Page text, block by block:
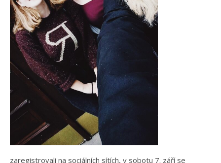
zaregistrovali na sociálních sítích, v sobotu 7. září se